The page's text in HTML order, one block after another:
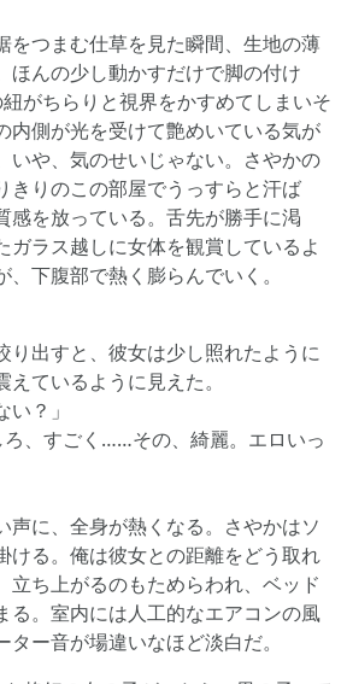
つまむ仕草を見た瞬間、生地の薄
ほんの少し動かすだけで脚の付け
がちらりと視界をかすめてしまいそ
内側が光を受けて艶めいている気が
いや、気のせいじゃない。さやかの
きりのこの部屋でうっすらと汗ば
感を放っている。舌先が勝手に渇
ガラス越しに女体を観賞しているよ
下腹部で熱く膨らんでいく。
出すと、彼女は少し照れたように
ているように見えた。
？」
、すごく……その、綺麗。エロいっ
に、全身が熱くなる。さやかはソ
ける。俺は彼女との距離をどう取れ
立ち上がるのもためらわれ、ベッド
る。室内には人工的なエアコンの風
ー音が場違いなほど淡白だ。